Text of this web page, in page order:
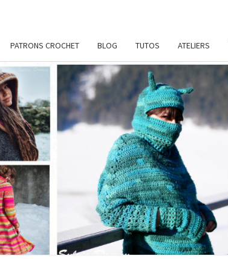
PATRONS CROCHET BLOG TUTOS ATELIERS